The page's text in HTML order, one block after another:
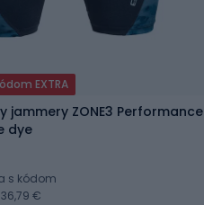
EXTRA
jammery ZONE3 Performance
dye
s kódom
€